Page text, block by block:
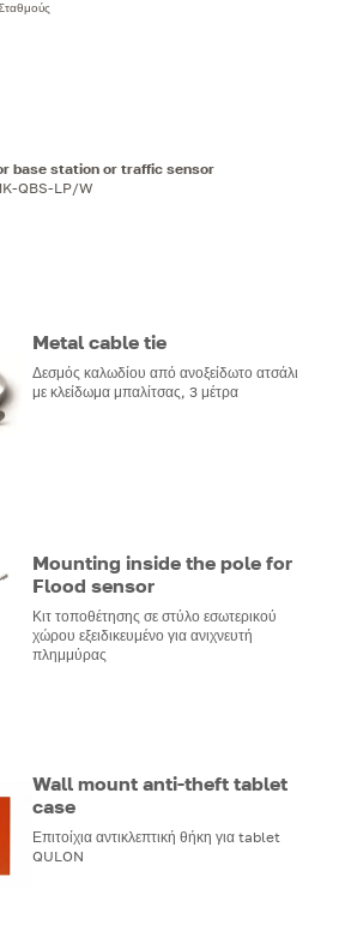
base station or traffic sensor
QBS-LP/W
Metal cable tie
Δεσμός καλωδίου από ανοξείδωτο ατσάλι
με κλείδωμα μπαλίτσας, 3 μέτρα
Mounting inside the pole for
Flood sensor
Κιτ τοποθέτησης σε στύλο εσωτερικού
χώρου εξειδικευμένο για ανιχνευτή
πλημμύρας
Wall mount anti-theft tablet
case
Επιτοίχια αντικλεπτική θήκη για tablet
QULON